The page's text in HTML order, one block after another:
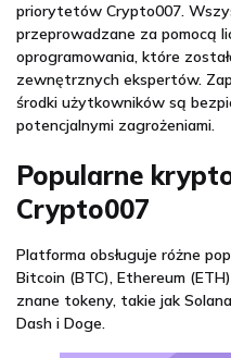
priorytetów Crypto007.
przeprowadzane za pomocą
oprogramowania, które
zewnętrznych ekspertów.
środki użytkowników są
potencjalnymi zagrożeniami.
Popularne
Crypto007
Platforma obsługuje różne
Bitcoin (BTC), Ethereum
znane tokeny, takie jak
Dash i Doge.